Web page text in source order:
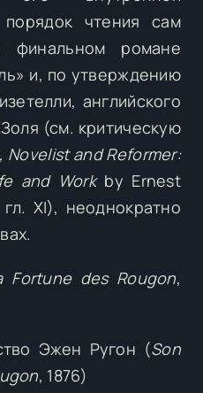
порядок чтения сам
финальном романе
и, по утверждению
английского
(см. критическую
Novelist and Reformer:
and Workby Ernest
XI), неоднократно
Fortune des Rougon,
Эжен Ругон (Son
, 1876)